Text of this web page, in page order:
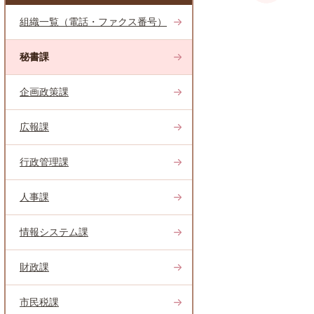
組織一覧（電話・ファクス番号）
秘書課
企画政策課
広報課
行政管理課
人事課
情報システム課
財政課
市民税課